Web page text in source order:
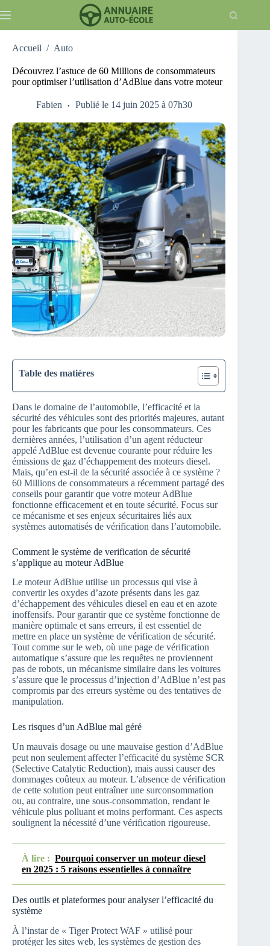
au
Accueil / Auto
Découvrez l’astuce de 60 Millions de consommateurs
pour optimiser l’utilisation d’AdBlue dans votre moteur
Fabien Publié le 14 juin 2025 à 07h30
Table des matières
Dans le domaine de l’automobile, l’efficacité et la
sécurité des véhicules sont des priorités majeures, autant
pour les fabricants que pour les consommateurs. Ces
dernières années, l’utilisation d’un agent réducteur
appelé AdBlue est devenue courante pour réduire les
émissions de gaz d’échappement des moteurs diesel.
Mais, qu’en est-il de la sécurité associée à ce système ?
60 Millions de consommateurs a récemment partagé des
conseils pour garantir que votre moteur AdBlue
fonctionne efficacement et en toute sécurité. Focus sur
ce mécanisme et ses enjeux sécuritaires liés aux
systèmes automatisés de vérification dans l’automobile.
Comment le système de verification de sécurité
s’applique au moteur AdBlue
Le moteur AdBlue utilise un processus qui vise à
convertir les oxydes d’azote présents dans les gaz
d’échappement des véhicules diesel en eau et en azote
inoffensifs. Pour garantir que ce système fonctionne de
manière optimale et sans erreurs, il est essentiel de
mettre en place un système de vérification de sécurité.
Tout comme sur le web, où une page de vérification
automatique s’assure que les requêtes ne proviennent
pas de robots, un mécanisme similaire dans les voitures
s’assure que le processus d’injection d’AdBlue n’est pas
compromis par des erreurs système ou des tentatives de
manipulation.
Les risques d’un AdBlue mal géré
Un mauvais dosage ou une mauvaise gestion d’AdBlue
peut non seulement affecter l’efficacité du système SCR
(Selective Catalytic Reduction), mais aussi causer des
dommages coûteux au moteur. L’absence de vérification
de cette solution peut entraîner une surconsommation
ou, au contraire, une sous-consommation, rendant le
véhicule plus polluant et moins performant. Ces aspects
soulignent la nécessité d’une vérification rigoureuse.
À lire : Pourquoi conserver un moteur diesel
en 2025 : 5 raisons essentielles à connaître
Des outils et plateformes pour analyser l’efficacité du
système
À l’instar de « Tiger Protect WAF » utilisé pour
protéger les sites web, les systèmes de gestion des